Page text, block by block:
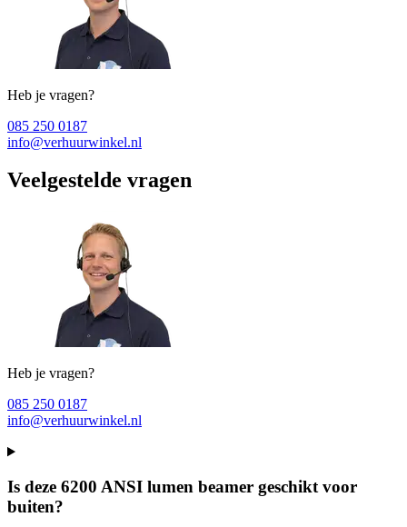
Heb je vragen?
085 250 0187
info@verhuurwinkel.nl
Veelgestelde vragen
Heb je vragen?
085 250 0187
info@verhuurwinkel.nl
Is deze 6200 ANSI lumen beamer geschikt voor
buiten?